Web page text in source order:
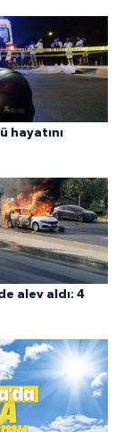
hayatını
alev aldı: 4